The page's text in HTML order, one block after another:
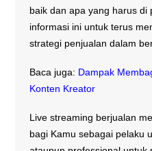
baik dan apa yang harus di
informasi ini untuk terus
strategi penjualan dalam
Baca juga: Dampak
Konten Kreator
Live streaming berjualan
bagi Kamu sebagai pelaku